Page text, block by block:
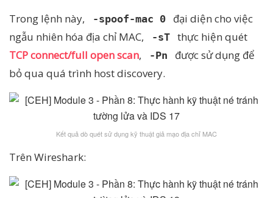
Trong lệnh này, -spoof-mac 0
đại diện cho việc
ngẫu nhiên hóa địa chỉ MAC,
-sT
thực hiện quét
TCP connect/full open scan, -Pn
được sử dụng để
bỏ qua quá trình host discovery.
Kết quả dò quét sử dụng kỹ thuật giả mạo địa chỉ MAC
Trên Wireshark: